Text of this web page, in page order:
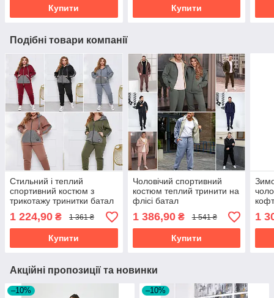
Купити Купити
Подібні товари компанії
Стильний і теплий
спортивний костюм з
трикотажу тринитки батал
1 224,90 ₴ 1 361 ₴
Купити
Чоловічий спортивний
костюм теплий тринити на
флісі батал
1 386,90₴ 1 541 ₴
Купити
1
Акційні пропозиції та новинки
–10% –10%